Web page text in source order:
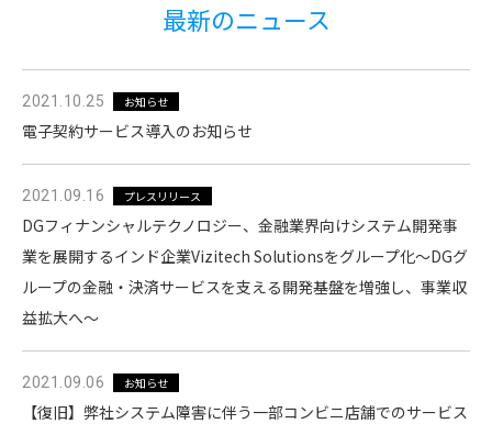
最新のニュース
2021.10.25 お知らせ
電子契約サービス導入のお知らせ
2021.09.16 プレスリリース
DGフィナンシャルテクノロジー、金融業界向けシステム開発事
業を展開するインド企業Vizitech Solutionsをグループ化～DGグ
ループの金融・決済サービスを支える開発基盤を増強し、事業収
益拡大へ〜
2021.09.06 お知らせ
【復旧】弊社システム障害に伴う一部コンビニ店舗でのサービス